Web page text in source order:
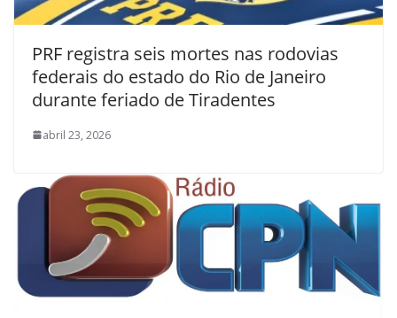
PRF registra seis mortes nas rodovias
federais do estado do Rio de Janeiro
durante feriado de Tiradentes
abril 23, 2026